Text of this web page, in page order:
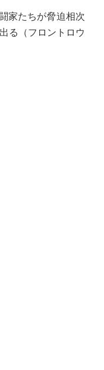
家たちが脅迫相次
る（フロントロウ